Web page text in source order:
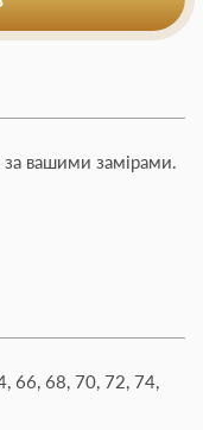
вашими замірами.
66, 68, 70, 72, 74,